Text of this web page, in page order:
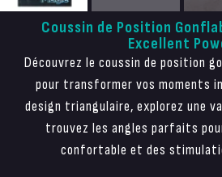
Coussin de Position
Excellent
Découvrez le coussin de position
pour transformer vos moments
design triangulaire, explorez une
trouvez les angles parfaits
confortable et des